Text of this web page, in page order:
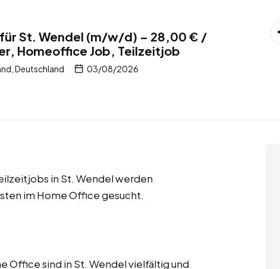
St. Wendel (m/w/d) – 28,00 € /
Homeoffice Job, Teilzeitjob
Deutschland 03/08/2026
in St. Wendel werden
im Home Office gesucht.
Office sind in St. Wendel vielfältig und